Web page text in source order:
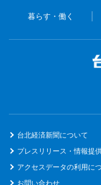
暮らす・働く
台北経済新聞について
プレスリリース・情報提
アクセスデータの利用に
お問い合わせ